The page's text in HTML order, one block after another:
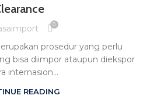
0
prosedur yang perlu
bisa diimpor ataupun diekspor
internasion...
READING